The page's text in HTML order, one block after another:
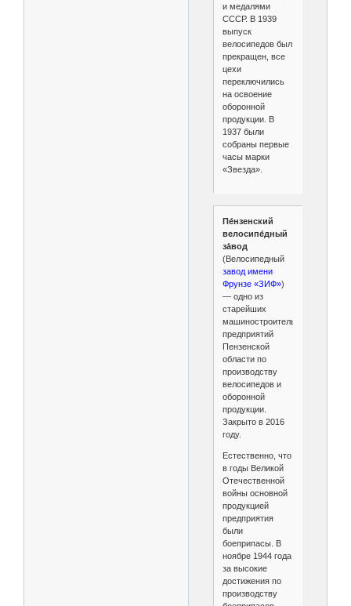
и медалями
СССР. В 1939
выпуск
велосипедов был
прекращен, все
цехи
переключились
на освоение
оборонной
продукции. В
1937 были
собраны первые
часы марки
«Звезда».
Пе́нзенский
велосипе́дный
за́вод
(Велосипедный
завод имени
Фрунзе «ЗИФ»)
— одно из
старейших
машиностроительных
предприятий
Пензенской
области по
производству
велосипедов и
оборонной
продукции.
Закрыто в 2016
году.
Естественно, что
в годы Великой
Отечественной
войны основной
продукцией
предприятия
были
боеприпасы. В
ноябре 1944 года
за высокие
достижения по
производству